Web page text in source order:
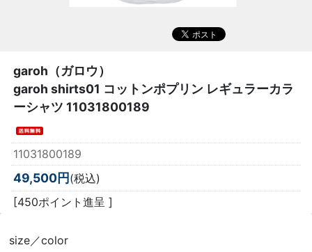
garoh（ガロウ）
garoh shirts01 コットンポプリン レギュラーカラ
ーシャツ 11031800189
11031800189
49,500円 (税込)
[450ポイント進呈 ]
size／color